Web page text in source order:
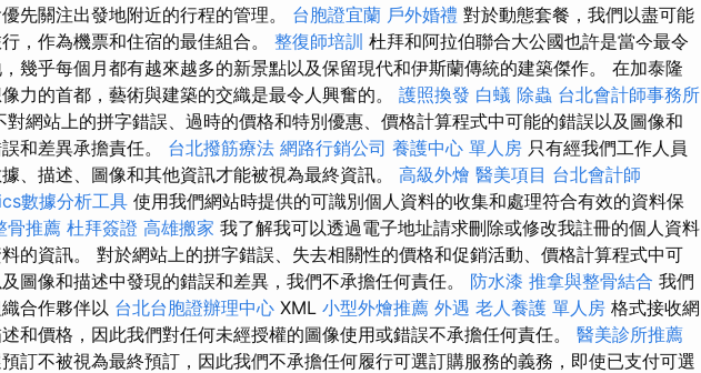
先關注出發地附近的行程的管理。 台胞證宜蘭 戶外婚禮 對於動態套餐，我們以盡可能
，作為機票和住宿的最佳組合。 整復師培訓 杜拜和阿拉伯聯合大公國也許是當今最令
幾乎每個月都有越來越多的新景點以及保留現代和伊斯蘭傳統的建築傑作。 在加泰隆
力的首都，藝術與建築的交織是最令人興奮的。 護照換發 白蟻 除蟲 台北會計師事務所
對網站上的拼字錯誤、過時的價格和特別優惠、價格計算程式中可能的錯誤以及圖像和
和差異承擔責任。 台北撥筋療法 網路行銷公司 養護中心 單人房 只有經我們工作人員
、描述、圖像和其他資訊才能被視為最終資訊。 高級外燴 醫美項目 台北會計師
數據分析工具 使用我們網站時提供的可識別個人資料的收集和處理符合有效的資料保
骨推薦 杜拜簽證 高雄搬家 我了解我可以透過電子地址請求刪除或修改我註冊的個人資料
的資訊。 對於網站上的拼字錯誤、失去相關性的價格和促銷活動、價格計算程式中可
圖像和描述中發現的錯誤和差異，我們不承擔任何責任。 防水漆 推拿與整骨結合 我們
合作夥伴以 台北台胞證辦理中心 XML 小型外燴推薦 外遇 老人養護 單人房 格式接收網
和價格，因此我們對任何未經授權的圖像使用或錯誤不承擔任何責任。 醫美診所推薦
訂不被視為最終預訂，因此我們不承擔任何履行可選訂購服務的義務，即使已支付可選